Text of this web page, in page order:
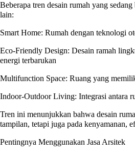
Beberapa tren desain rumah yang
lain:
Smart Home: Rumah dengan teknologi
Eco-Friendly Design: Desain ramah
energi terbarukan
Multifunction Space: Ruang yang
Indoor-Outdoor Living: Integrasi antara
Tren ini menunjukkan bahwa desain
tampilan, tetapi juga pada kenyamanan,
Pentingnya Menggunakan Jasa Arsitek